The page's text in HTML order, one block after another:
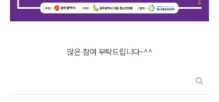
많은 참여 부탁드립니다~^^